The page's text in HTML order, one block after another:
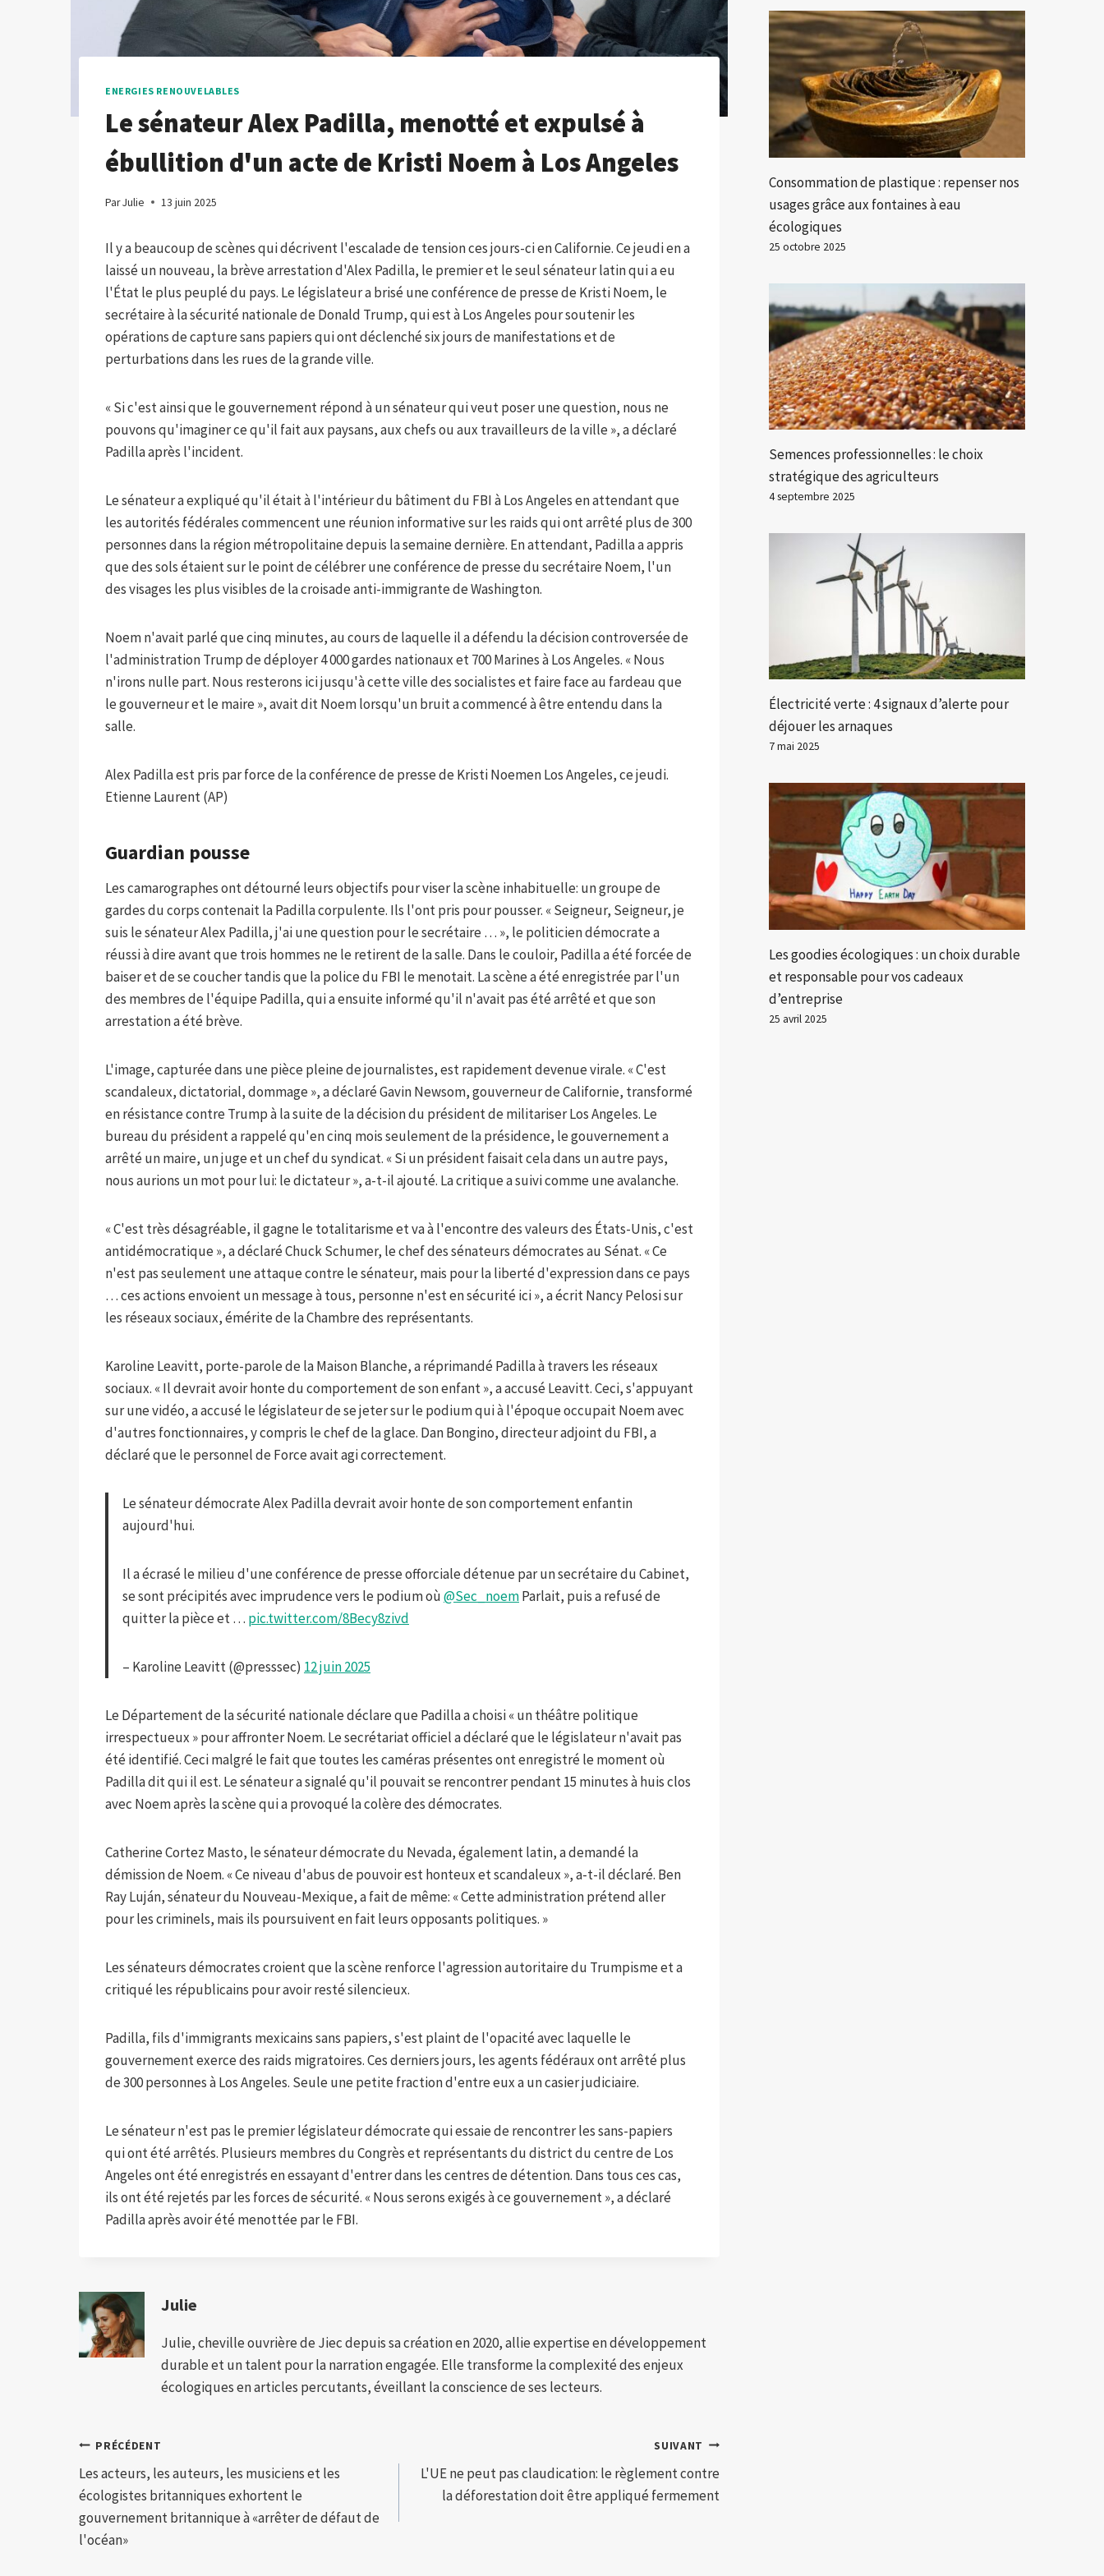
ENERGIES RENOUVELABLES
Le sénateur Alex Padilla, menotté et expulsé à
ébullition d'un acte de Kristi Noem à Los Angeles
ParJulie 13 juin 2025
Il y a beaucoup de scènes qui décrivent l'escalade de tension ces jours-ci en Californie. Ce jeudi en a
laissé un nouveau, la brève arrestation d'Alex Padilla, le premier et le seul sénateur latin qui a eu
l'État le plus peuplé du pays. Le législateur a brisé une conférence de presse de Kristi Noem, le
secrétaire à la sécurité nationale de Donald Trump, qui est à Los Angeles pour soutenir les
opérations de capture sans papiers qui ont déclenché six jours de manifestations et de
perturbations dans les rues de la grande ville.
« Si c'est ainsi que le gouvernement répond à un sénateur qui veut poser une question, nous ne
pouvons qu'imaginer ce qu'il fait aux paysans, aux chefs ou aux travailleurs de la ville », a déclaré
Padilla après l'incident.
Le sénateur a expliqué qu'il était à l'intérieur du bâtiment du FBI à Los Angeles en attendant que
les autorités fédérales commencent une réunion informative sur les raids qui ont arrêté plus de 300
personnes dans la région métropolitaine depuis la semaine dernière. En attendant, Padilla a appris
que des sols étaient sur le point de célébrer une conférence de presse du secrétaire Noem, l'un
des visages les plus visibles de la croisade anti-immigrante de Washington.
Noem n'avait parlé que cinq minutes, au cours de laquelle il a défendu la décision controversée de
l'administration Trump de déployer 4 000 gardes nationaux et 700 Marines à Los Angeles. « Nous
n'irons nulle part. Nous resterons ici jusqu'à cette ville des socialistes et faire face au fardeau que
le gouverneur et le maire », avait dit Noem lorsqu'un bruit a commencé à être entendu dans la
salle.
Alex Padilla est pris par force de la conférence de presse de Kristi Noemen Los Angeles, ce jeudi.
Etienne Laurent (AP)
Guardian pousse
Les camarographes ont détourné leurs objectifs pour viser la scène inhabituelle: un groupe de
gardes du corps contenait la Padilla corpulente. Ils l'ont pris pour pousser. « Seigneur, Seigneur, je
suis le sénateur Alex Padilla, j'ai une question pour le secrétaire … », le politicien démocrate a
réussi à dire avant que trois hommes ne le retirent de la salle. Dans le couloir, Padilla a été forcée de
baiser et de se coucher tandis que la police du FBI le menotait. La scène a été enregistrée par l'un
des membres de l'équipe Padilla, qui a ensuite informé qu'il n'avait pas été arrêté et que son
arrestation a été brève.
L'image, capturée dans une pièce pleine de journalistes, est rapidement devenue virale. « C'est
scandaleux, dictatorial, dommage », a déclaré Gavin Newsom, gouverneur de Californie, transformé
en résistance contre Trump à la suite de la décision du président de militariser Los Angeles. Le
bureau du président a rappelé qu'en cinq mois seulement de la présidence, le gouvernement a
arrêté un maire, un juge et un chef du syndicat. « Si un président faisait cela dans un autre pays,
nous aurions un mot pour lui: le dictateur », a-t-il ajouté. La critique a suivi comme une avalanche.
« C'est très désagréable, il gagne le totalitarisme et va à l'encontre des valeurs des États-Unis, c'est
antidémocratique », a déclaré Chuck Schumer, le chef des sénateurs démocrates au Sénat. « Ce
n'est pas seulement une attaque contre le sénateur, mais pour la liberté d'expression dans ce pays
… ces actions envoient un message à tous, personne n'est en sécurité ici », a écrit Nancy Pelosi sur
les réseaux sociaux, émérite de la Chambre des représentants.
Karoline Leavitt, porte-parole de la Maison Blanche, a réprimandé Padilla à travers les réseaux
sociaux. « Il devrait avoir honte du comportement de son enfant », a accusé Leavitt. Ceci, s'appuyant
sur une vidéo, a accusé le législateur de se jeter sur le podium qui à l'époque occupait Noem avec
d'autres fonctionnaires, y compris le chef de la glace. Dan Bongino, directeur adjoint du FBI, a
déclaré que le personnel de Force avait agi correctement.
Le sénateur démocrate Alex Padilla devrait avoir honte de son comportement enfantin
aujourd'hui.
Il a écrasé le milieu d'une conférence de presse offorciale détenue par un secrétaire du Cabinet,
se sont précipités avec imprudence vers le podium où@Sec_noemParlait, puis a refusé de
quitter la pièce et … pic.twitter.com/8Becy8zivd
– Karoline Leavitt (@presssec) 12 juin 2025
Le Département de la sécurité nationale déclare que Padilla a choisi « un théâtre politique
irrespectueux » pour affronter Noem. Le secrétariat officiel a déclaré que le législateur n'avait pas
été identifié. Ceci malgré le fait que toutes les caméras présentes ont enregistré le moment où
Padilla dit qui il est. Le sénateur a signalé qu'il pouvait se rencontrer pendant 15 minutes à huis clos
avec Noem après la scène qui a provoqué la colère des démocrates.
Catherine Cortez Masto, le sénateur démocrate du Nevada, également latin, a demandé la
démission de Noem. « Ce niveau d'abus de pouvoir est honteux et scandaleux », a-t-il déclaré. Ben
Ray Luján, sénateur du Nouveau-Mexique, a fait de même: « Cette administration prétend aller
pour les criminels, mais ils poursuivent en fait leurs opposants politiques. »
Les sénateurs démocrates croient que la scène renforce l'agression autoritaire du Trumpisme et a
critiqué les républicains pour avoir resté silencieux.
Padilla, fils d'immigrants mexicains sans papiers, s'est plaint de l'opacité avec laquelle le
gouvernement exerce des raids migratoires. Ces derniers jours, les agents fédéraux ont arrêté plus
de 300 personnes à Los Angeles. Seule une petite fraction d'entre eux a un casier judiciaire.
Le sénateur n'est pas le premier législateur démocrate qui essaie de rencontrer les sans-papiers
qui ont été arrêtés. Plusieurs membres du Congrès et représentants du district du centre de Los
Angeles ont été enregistrés en essayant d'entrer dans les centres de détention. Dans tous ces cas,
ils ont été rejetés par les forces de sécurité. « Nous serons exigés à ce gouvernement », a déclaré
Padilla après avoir été menottée par le FBI.
Julie
Julie, cheville ouvrière de Jiec depuis sa création en 2020, allie expertise en développement
durable et un talent pour la narration engagée. Elle transforme la complexité des enjeux
écologiques en articles percutants, éveillant la conscience de ses lecteurs.
Navigation
de
l’article
PRÉCÉDENT
Les acteurs, les auteurs, les musiciens et les
écologistes britanniques exhortent le
gouvernement britannique à «arrêter de défaut de
l'océan»
SUIVANT
L'UE ne peut pas claudication: le règlement contre
la déforestation doit être appliqué fermement
Consommation de plastique : repenser nos
usages grâce aux fontaines à eau
écologiques
25 octobre 2025
Semences professionnelles : le choix
stratégique des agriculteurs
4 septembre 2025
Électricité verte : 4 signaux d’alerte pour
déjouer les arnaques
7 mai 2025
Les goodies écologiques : un choix durable
et responsable pour vos cadeaux
d’entreprise
25 avril 2025